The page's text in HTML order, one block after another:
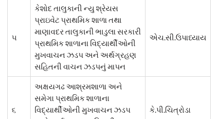
૫
કેશોદ તાલુકાની ન્યુ શ્રેયસ
પ્રાઇવેટ પ્રાથમિક શાળા તથા
માણાવદર તાલુકાની ભાડુલા સરકારી
પ્રાથમિક શાળાના વિદ્યાર્થીઓની
મુખવાચન ઝડપ અને અર્થગ્રહણ
સહિતની વાચન ઝડપનું માપન
એચ.સી.ઉપાધ્યાય
૬
અક્ષયગઢ આશ્રમશાળા અને
સમેગા પ્રાથમિક શાળાના
વિદ્યાર્થીઓની મુખવાચન ઝડપ
કે.પી.ચિત્રોડા